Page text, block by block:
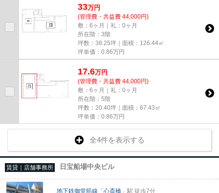
33万円
(管理費・共益費 44,000円)
敷：6ヶ月｜礼：0ヶ月
所在階：3階
坪数：38.25坪｜面積：126.44㎡
坪単価： 0.86万円
17.6万円
(管理費・共益費 44,000円)
敷：6ヶ月｜礼：0ヶ月
所在階：5階
坪数：20.40坪｜面積：67.43㎡
坪単価： 0.86万円
全4件を表示する
賃貸｜店舗事務所 日宝船場中央ビル
地下鉄御堂筋線 「心斎橋 」駅 徒歩7分